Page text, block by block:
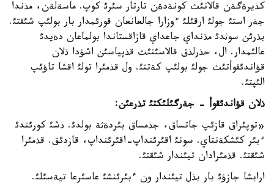
كذيرةگةن قالانئث كونةدةن تارتار سئرئ كوپ. ماسةلةن، مذندا
جةر استئ جولئ ارقئلئ ءوزارا جالعانعان قورئمدار بار بولئپ شئقتئ.
بذرئن سوثدئ مذنداي جاعداي قازاقستاندا بولماعان دةيدئ
عالئمدار. ال، حذرلذق قالاسئنئث قذپياسئن اشؤدا ذلان
قؤاندئقوأتئث جولئ بولئپ كةتتئ. ول قذمئرا تولئ اقشا تاؤئپ
الئپتئ.
ذلان قؤاندئقوأ - جةرگئلئكتئ تذرعئن:
«توپئراق قازئپ جاتساق، جذمساق بئردةثة بولدئ. ذشئ كورئندئ
ءبئر كئشكةنتاي. سونئ اقئرئنداپ-اقئرئنداپ، قازدئق. قذمئرا
شئقتئ. قذمئرادان تيئندار شئقتئ.
ارابشا جازؤئ بار بذل تيئندار ون ءبئرئنشئ عاسئرعا تيةسئلئ.